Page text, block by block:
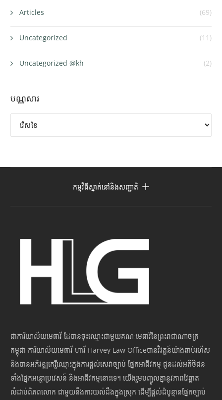
Articles (69)
Uncategorized (11)
Uncategorized @kh (2)
បណ្ណសារ
បណ្ណសារ
កម្មវិធីស្នាក់នៅនិងសញ្ជាតិ
ជាការិយាល័យមេធាវី ដែបានចុះឈ្មោះជាមួយគណៈមេធាវីនៃព្រះរាជាណាចក្រ
កម្ពុជា ការិយាល័យមេធាវី ហាវី Harvey Law Officeបានវិវត្តន៍យ៉ាងឆាប់រហ័ស
និងបានអភិវឌ្ឍកេរ្តិ៍ឈ្មោះក្នុងការផ្តល់សេវាច្បាប់ ផ្នែកអាជីវកម្ម ជូនដល់អតិថិជន
ទាំងផ្នែកអន្តោប្រវេសន៍ និងអាជីវកម្មនោះទេ។ យើងរួមបញ្ចូលគ្នានូវភាពវៃឆ្លាត
លំដាប់ពិភពលោក ជាមួយនឹងការយល់ដឹងក្នុងស្រុក ដើម្បីផ្តល់ដំបូន្មានផ្នែកច្បាប់